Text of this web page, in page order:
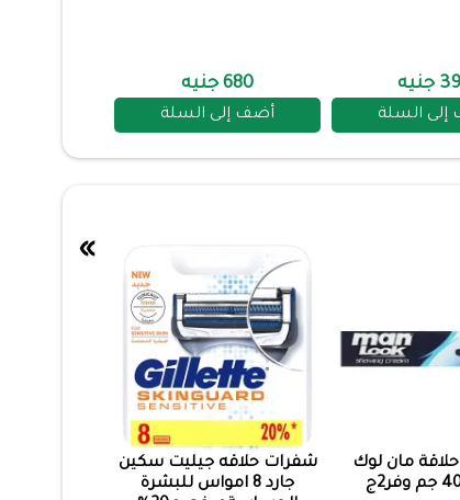
السلة
680 جنيه
أضف إلى السلة
مان لوك
شفرات حلاقه جيليت سكين
جارد 8 امواس للبشرة
»